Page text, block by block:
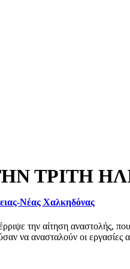
Νέας Χαλκηδόνας
την αίτηση αναστολής, που
να ανασταλούν οι εργασίες
ΤΡΙΤΗ